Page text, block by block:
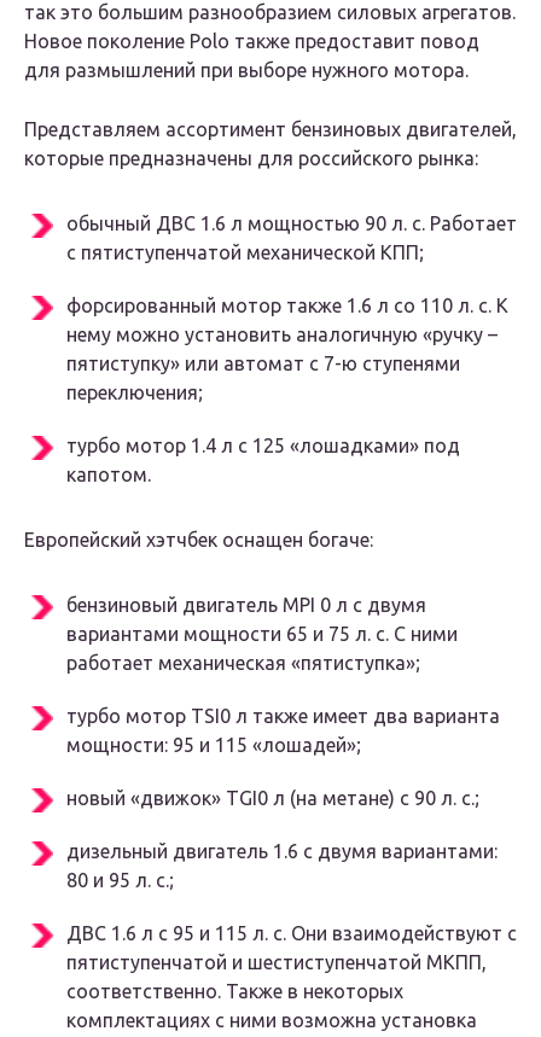
так это большим разнообразием силовых агрегатов.
Новое поколение Polo также предоставит повод
для размышлений при выборе нужного мотора.
Представляем ассортимент бензиновых двигателей,
которые предназначены для российского рынка:
обычный ДВС 1.6 л мощностью 90 л. с. Работает
с пятиступенчатой механической КПП;
форсированный мотор также 1.6 л со 110 л. с. К
нему можно установить аналогичную «ручку –
пятиступку» или автомат с 7-ю ступенями
переключения;
турбо мотор 1.4 л с 125 «лошадками» под
капотом.
Европейский хэтчбек оснащен богаче:
бензиновый двигатель MPI 0 л с двумя
вариантами мощности 65 и 75 л. с. С ними
работает механическая «пятиступка»;
турбо мотор TSI0 л также имеет два варианта
мощности: 95 и 115 «лошадей»;
новый «движок» TGI0 л (на метане) с 90 л. с.;
дизельный двигатель 1.6 с двумя вариантами:
80 и 95 л. с.;
ДВС 1.6 л с 95 и 115 л. с. Они взаимодействуют с
пятиступенчатой и шестиступенчатой МКПП,
соответственно. Также в некоторых
комплектациях с ними возможна установка